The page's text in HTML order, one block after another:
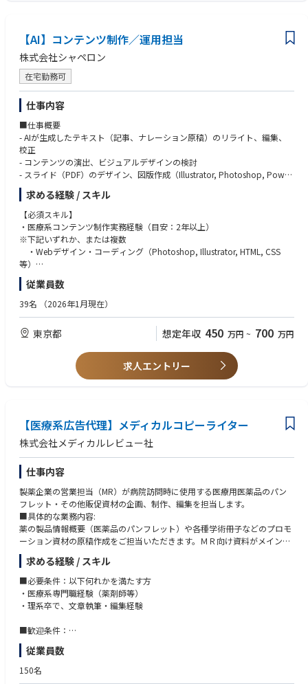
・TVCMやラジオＣＭ、雑誌広告、ＷＥＢ動画などのクリエイティブ制
作。（動画、バナー、広告文など）
・ブランドコミュニケーション戦略の立案、統括ディレクション
・広告効果の検証
【AI】コンテンツ制作／運用担当
株式会社シャペロン
在宅勤務可
仕事内容
■仕事概要
- AIが生成したテキスト（記事、ナレーション原稿）のリライト、編集、
校正
- コンテンツの演出、ビジュアルデザインの検討
- スライド（PDF）のデザイン、図版作成（Illustrator, Photoshop, Power
Point等）
- Webサイト（HTML）のデザイン、コーディング、CMS入稿
- 動画コンテンツの編集（テロップ挿入、カット編集、BGM挿入など）
- コンテンツ演出に必要な写真や動画素材の撮影・調達
求める経験 / スキル
【必須スキル】
・医療系コンテンツ制作実務経験（目安：2年以上）
※下記いずれか、または複数
・Webデザイン・コーディング（Photoshop, Illustrator, HTML, CSS
等）
・動画編集（Adobe Premiere Pro, After Effects等）
・デザイン・DTP（Photoshop, Illustrator, InDesign, PowerPoint等）
・生成AIを活用したデザインやライティングの経験
【歓迎スキル】
・医療用語など、専門的な情報を自ら検索・理解するリサーチ能力
・医療コンテンツ特有のトーン（信頼感、清潔感、正確性）を理解したデ
・コンテンツ企画経験
・AIの生成物を「素材」として、より良く仕上げることに意欲的な方
・細かい部分まで丁寧に仕上げる、クオリティへのこだわりがある方
・新しいツールや制作フロー（AI活用）を積極的に学び、適応できる柔軟
性がある方
・チーム（ディレクター）の意図を汲み取り、ビジュアルやテキストで的
確に表現できる方
従業員数
39名 （2026年1月現在）
東京都 想定年収 450 万円 ~ 700 万円
求人エントリー
【医療系広告代理】メディカルコピーライター
株式会社メディカルレビュー社
仕事内容
製薬企業の営業担当（MR）が病院訪問時に使用する医療用医薬品のパン
フレット・その他販促資材の企画、制作、編集を担当します。
■具体的な業務内容:
薬の製品情報概要（医薬品のパンフレット）や各種学術冊子などのプロモ
ーション資材の原稿作成をご担当いただきます。ＭＲ向け資料がメインと
なります。
与えられた情報を文章に書き起こすだけではなく、医学文献や専門書を調
べ、ドクターやその他医療関係者に取材し、総合的に情報収集を行い、原
稿を作成していただきます。プロモーションコードや製薬企業側の意向、
エンドユーザーである医師の意向を汲み取りながらの原稿を作成し、患者
ます。
商品分野は幅広くご担当いただくので、様々な知識を得ることができま
す。
※OJT研修あり
求める経験 / スキル
■必要条件：以下何れかを満たす方
・医療系専門職経験（薬剤師等）
・理系卒で、文章執筆・編集経験
■歓迎条件：
・医療用医薬品広告代理店制作部経験
・製薬企業学術担当経験
・医療従事者免許（医師、薬剤師）
従業員数
150名